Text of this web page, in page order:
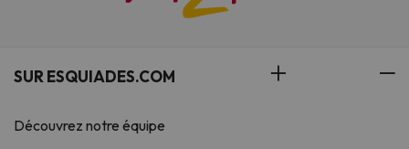
SUR ESQUIADES.COM
Découvrez notre équipe